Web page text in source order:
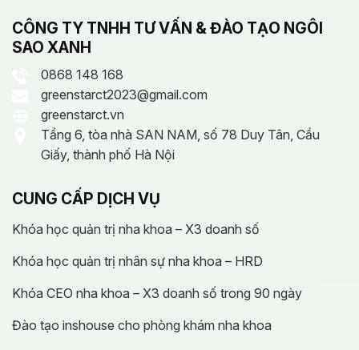
CÔNG TY TNHH TƯ VẤN & ĐÀO TẠO NGÔI
SAO XANH
0868 148 168
greenstarct2023@gmail.com
greenstarct.vn
Tầng 6, tòa nhà SAN NAM, số 78 Duy Tân, Cầu
Giấy, thành phố Hà Nội
CUNG CẤP DỊCH VỤ
Khóa học quản trị nha khoa – X3 doanh số
Khóa học quản trị nhân sự nha khoa – HRD
Khóa CEO nha khoa – X3 doanh số trong 90 ngày
Đào tạo inshouse cho phòng khám nha khoa